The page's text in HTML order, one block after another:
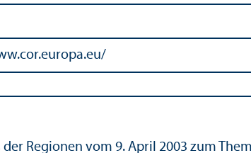
Regionen vom 9. April 2003 zum